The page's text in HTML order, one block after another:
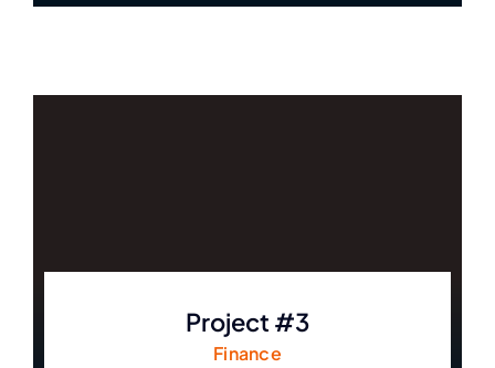
Project #3
Finance